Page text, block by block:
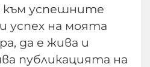
към успешните
успех на моята
да е жива и
публикацията на